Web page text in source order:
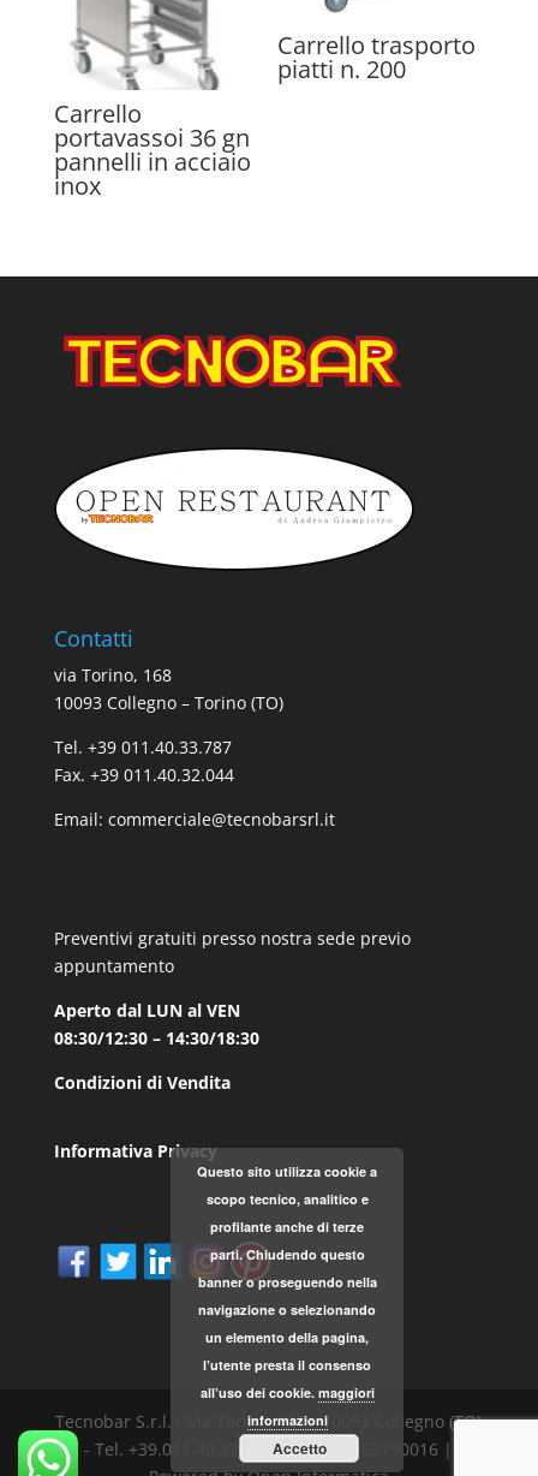
Carrello
portavassoi 36 gn
pannelli in acciaio
inox
Carrello trasporto
piatti n. 200
Contatti
via Torino, 168
10093 Collegno – Torino (TO)
Tel. +39 011.40.33.787
Fax. +39 011.40.32.044
Email: commerciale@tecnobarsrl.it
Preventivi gratuiti presso nostra sede previo
appuntamento
Aperto dal LUN al VEN
08:30/12:30 – 14:30/18:30
Condizioni di Vendita
Informativa Privacy
Tecnobar S.r.l. - Via Torino, 168 - 10093 Collegno (TO)
- Tel. +39.011.40.33.787 - P.IVA 04562790016 |
Questo sito utilizza cookie a
scopo tecnico, analitico e
profilante anche di terze
parti. Chiudendo questo
banner o proseguendo nella
navigazione o selezionando
un elemento della pagina,
l’utente presta il consenso
all’uso dei cookie. maggiori
informazioni
Accetto